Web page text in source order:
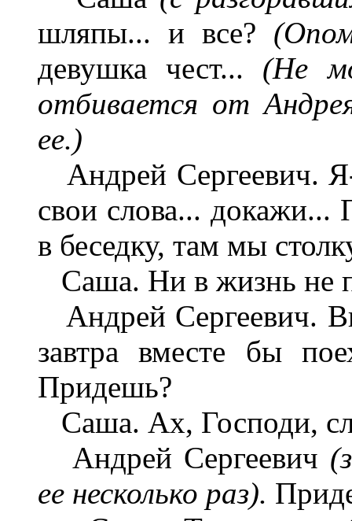
шляпы... и все?
девушка чест... (Не
отбивается от
ее.)
Андрей Сергеевич.
свои слова... докажи...
в беседку, там мы
Саша. Ни в жизнь не
Андрей Сергеевич.
завтра вместе бы
Придешь?
Саша. Ах, Господи,
Андрей Сергеевич
ее несколько раз).